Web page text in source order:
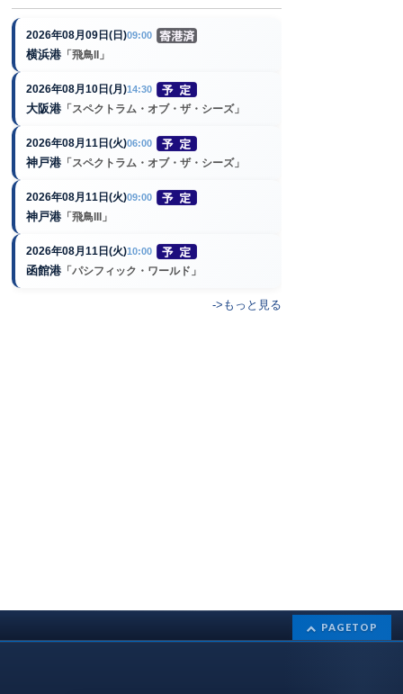
2026年08月09日(日)09:00
横浜港 「飛鳥II」
2026年08月10日(月)14:30
大阪港 「スペクトラム・オブ・ザ・シーズ」
2026年08月11日(火)06:00
神戸港 「スペクトラム・オブ・ザ・シーズ」
2026年08月11日(火)09:00
神戸港 「飛鳥III」
2026年08月11日(火)10:00
函館港 「パシフィック・ワールド」
->もっと見る
PAGETOP